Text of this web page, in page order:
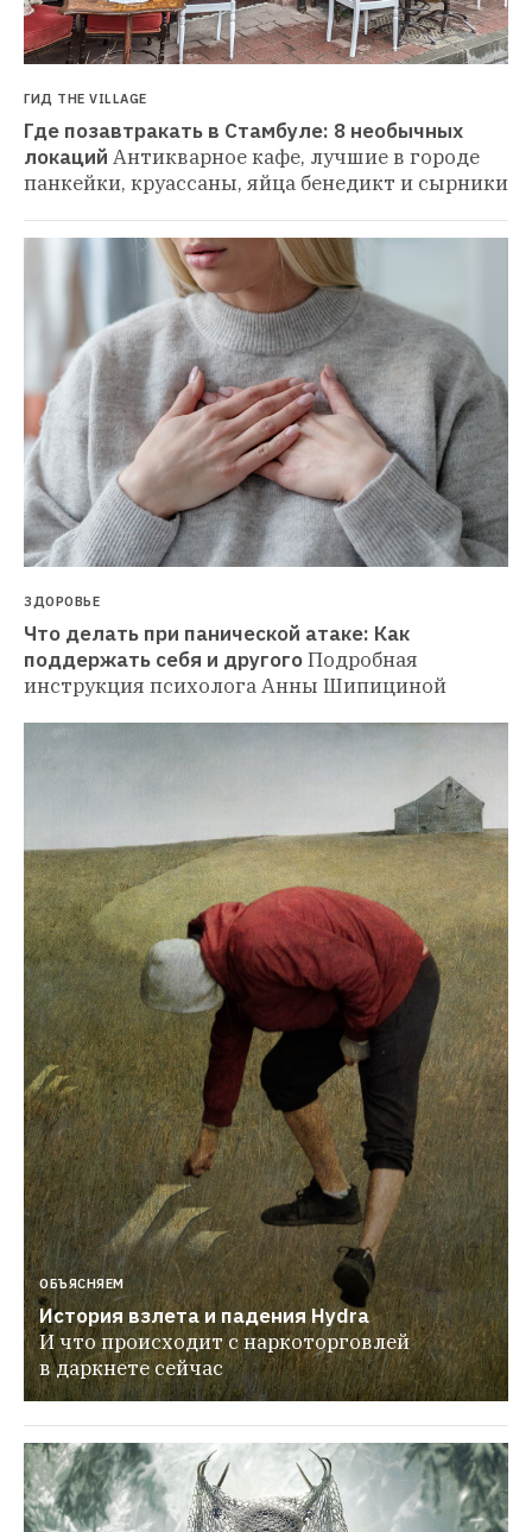
ГИД THE VILLAGE
Где позавтракать в Стамбуле: 8 необычных
локаций Антикварное кафе, лучшие в городе
панкейки, круассаны, яйца бенедикт и сырники
ЗДОРОВЬЕ
Что делать при панической атаке: Как
поддержать себя и другогоПодробная
инструкция психолога Анны Шипициной
ОБЪЯСНЯЕМ
История взлета и падения Hydra
И что происходит с наркоторговлей
в даркнете сейчас